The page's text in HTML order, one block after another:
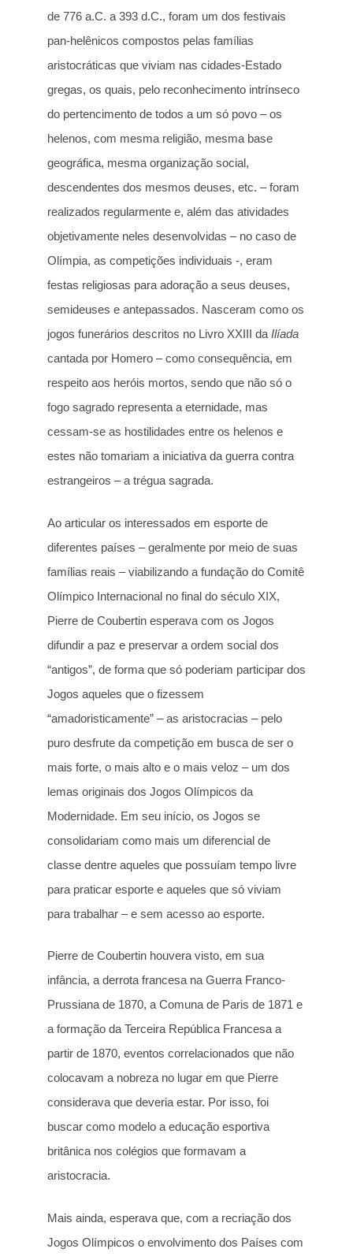
de 776 a.C. a 393 d.C., foram um dos festivais
pan-helênicos compostos pelas famílias
aristocráticas que viviam nas cidades-Estado
gregas, os quais, pelo reconhecimento intrínseco
do pertencimento de todos a um só povo – os
helenos, com mesma religião, mesma base
geográfica, mesma organização social,
descendentes dos mesmos deuses, etc. – foram
realizados regularmente e, além das atividades
objetivamente neles desenvolvidas – no caso de
Olímpia, as competições individuais -, eram
festas religiosas para adoração a seus deuses,
semideuses e antepassados. Nasceram como os
jogos funerários descritos no Livro XXIII da Ilíada
cantada por Homero – como consequência, em
respeito aos heróis mortos, sendo que não só o
fogo sagrado representa a eternidade, mas
cessam-se as hostilidades entre os helenos e
estes não tomariam a iniciativa da guerra contra
estrangeiros – a trégua sagrada.
Ao articular os interessados em esporte de
diferentes países – geralmente por meio de suas
famílias reais – viabilizando a fundação do Comitê
Olímpico Internacional no final do século XIX,
Pierre de Coubertin esperava com os Jogos
difundir a paz e preservar a ordem social dos
“antigos”, de forma que só poderiam participar dos
Jogos aqueles que o fizessem
“amadoristicamente” – as aristocracias – pelo
puro desfrute da competição em busca de ser o
mais forte, o mais alto e o mais veloz – um dos
lemas originais dos Jogos Olímpicos da
Modernidade. Em seu início, os Jogos se
consolidariam como mais um diferencial de
classe dentre aqueles que possuíam tempo livre
para praticar esporte e aqueles que só viviam
para trabalhar – e sem acesso ao esporte.
Pierre de Coubertin houvera visto, em sua
infância, a derrota francesa na Guerra Franco-
Prussiana de 1870, a Comuna de Paris de 1871 e
a formação da Terceira República Francesa a
partir de 1870, eventos correlacionados que não
colocavam a nobreza no lugar em que Pierre
considerava que deveria estar. Por isso, foi
buscar como modelo a educação esportiva
britânica nos colégios que formavam a
aristocracia.
Mais ainda, esperava que, com a recriação dos
Jogos Olímpicos o envolvimento dos Países com